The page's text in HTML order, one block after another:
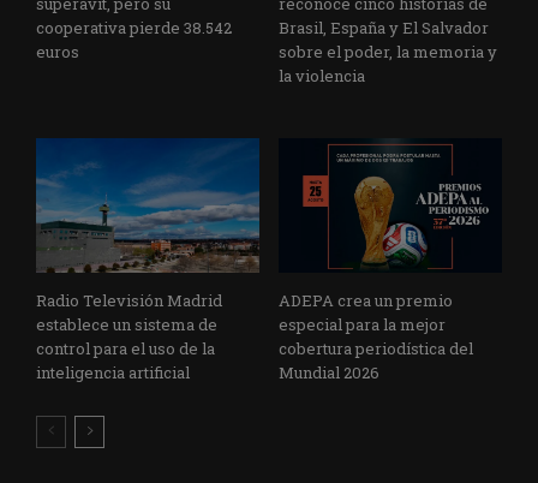
cooperativa pierde 38.542
euros
Brasil, España y El Salvador
sobre el poder, la memoria y
la violencia
Radio Televisión Madrid
establece un sistema de
control para el uso de la
inteligencia artificial
ADEPA crea un premio
especial para la mejor
cobertura periodística del
Mundial 2026